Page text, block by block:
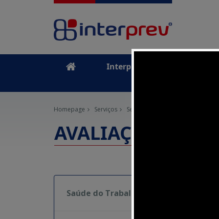
Interprev
Homepage Serviços Segurança do Trabalho
AVALIAÇÃO DE
Saúde do Trabalho